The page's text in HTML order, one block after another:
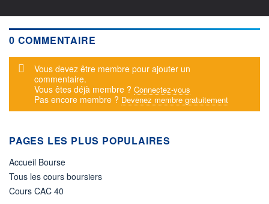
0 COMMENTAIRE
Message d'alerte
Vous devez être membre pour ajouter un
commentaire.
Vous êtes déjà membre ? Connectez-vous
Pas encore membre ? Devenez membre gratuitement
PAGES LES PLUS POPULAIRES
Accueil Bourse
Tous les cours boursiers
Cours CAC 40